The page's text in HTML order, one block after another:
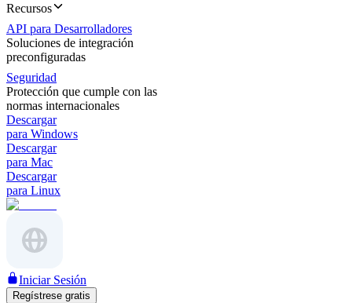
Recursos
API para Desarrolladores
Soluciones de integración
preconfiguradas
Seguridad
Protección que cumple con las
normas internacionales
Descargar
para Windows
Descargar
para Mac
Descargar
para Linux
Iniciar Sesión
Regístrese gratis